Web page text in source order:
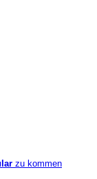
zu kommen